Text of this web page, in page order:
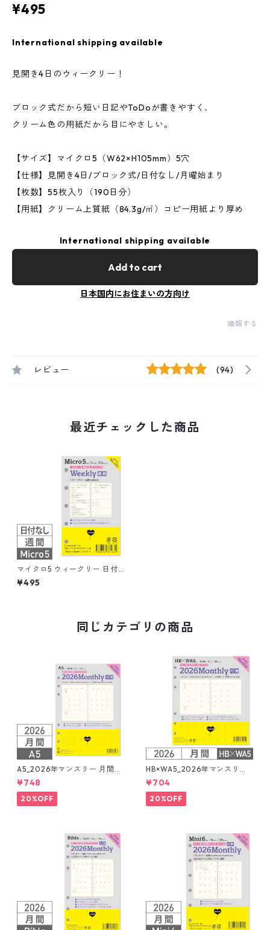
¥495
International shipping available
見開き4日のウィークリー！
ブロック式だから短い日記やToDoが書きやすく、
クリーム色の用紙だから目にやさしい。
【サイズ】マイクロ5（W62×H105mm）5穴
【仕様】見開き4日/ブロック式/日付なし/月曜始まり
【枚数】55枚入り（190日分）
【用紙】クリーム上質紙（84.3g/㎡）コピー用紙より厚め
International shipping available
Add to cart
日本国内にお住まいの方向け
通報する
レビュー (94)
最近チェックした商品
マイクロ5 ウィークリー 日付
なし 見開き4日間 ブロック式
システム手帳リフィル
¥495
同じカテゴリの商品
A5_2026年マンスリー 月間ブ
ロック + LOVEドット罫 シス
テム手帳リフィル
¥748
20%OFF
HB×WA5_2026年マンスリー
月間ブロック+LOVEドット罫
システム手帳リフィル
¥704
20%OFF